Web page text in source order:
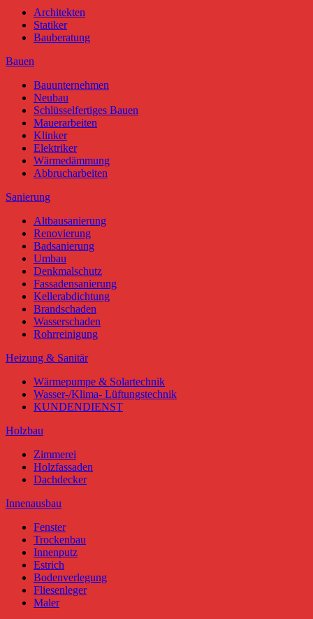
Architekten
Statiker
Bauberatung
Bauen
Bauunternehmen
Neubau
Schlüsselfertiges Bauen
Mauerarbeiten
Klinker
Elektriker
Wärmedämmung
Abbrucharbeiten
Sanierung
Altbausanierung
Renovierung
Badsanierung
Umbau
Denkmalschutz
Fassadensanierung
Kellerabdichtung
Brandschaden
Wasserschaden
Rohrreinigung
Heizung & Sanitär
Wärmepumpe & Solartechnik
Wasser-/Klima- Lüftungstechnik
KUNDENDIENST
Holzbau
Zimmerei
Holzfassaden
Dachdecker
Innenausbau
Fenster
Trockenbau
Innenputz
Estrich
Bodenverlegung
Fliesenleger
Maler